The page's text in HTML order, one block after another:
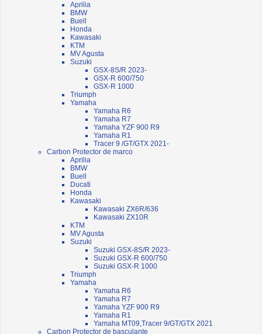
Aprilia
BMW
Buell
Honda
Kawasaki
KTM
MV Agusta
Suzuki
GSX-8S/R 2023-
GSX-R 600/750
GSX-R 1000
Triumph
Yamaha
Yamaha R6
Yamaha R7
Yamaha YZF 900 R9
Yamaha R1
Tracer 9 /GT/GTX 2021-
Carbon Protector de marco
Aprilia
BMW
Buell
Ducati
Honda
Kawasaki
Kawasaki ZX6R/636
Kawasaki ZX10R
KTM
MV Agusta
Suzuki
Suzuki GSX-8S/R 2023-
Suzuki GSX-R 600/750
Suzuki GSX-R 1000
Triumph
Yamaha
Yamaha R6
Yamaha R7
Yamaha YZF 900 R9
Yamaha R1
Yamaha MT09,Tracer 9/GT/GTX 2021
Carbon Protector de basculante